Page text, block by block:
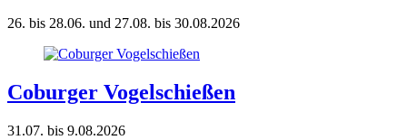
26. bis 28.06. und 27.08. bis 30.08.2026
Coburger Vogelschießen
31.07. bis 9.08.2026